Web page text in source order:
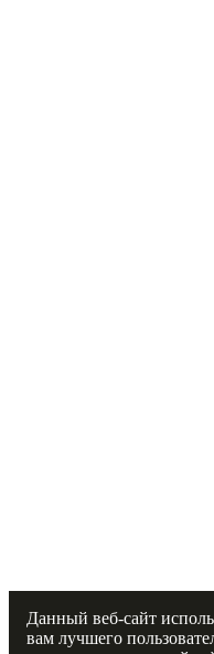
Данный веб-сайт
вам лучшего